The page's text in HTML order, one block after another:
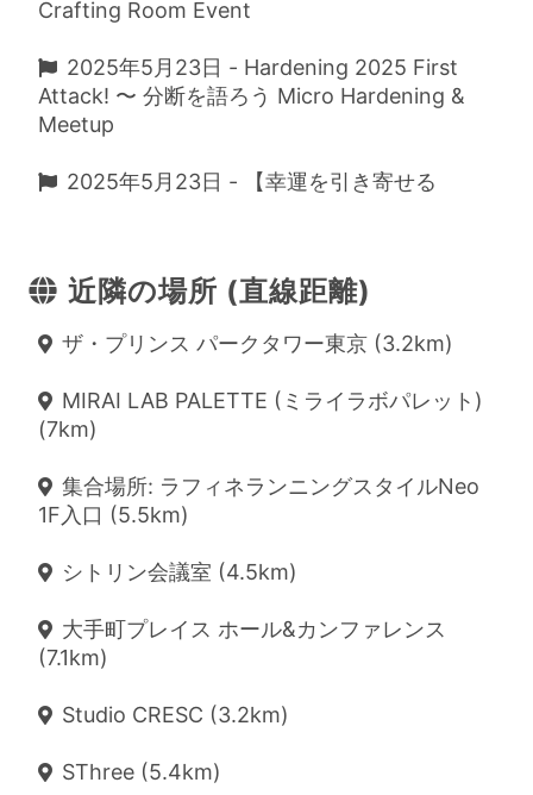
Crafting Room Event
2025年5月23日 - Hardening 2025 First
Attack! 〜 分断を語ろう Micro Hardening &
Meetup
2025年5月23日 - 【幸運を引き寄せる
近隣の場所 (直線距離)
ザ・プリンス パークタワー東京 (3.2km)
MIRAI LAB PALETTE (ミライラボパレット)
(7km)
集合場所: ラフィネランニングスタイルNeo
1F入口 (5.5km)
シトリン会議室 (4.5km)
大手町プレイス ホール&カンファレンス
(7.1km)
Studio CRESC (3.2km)
SThree (5.4km)